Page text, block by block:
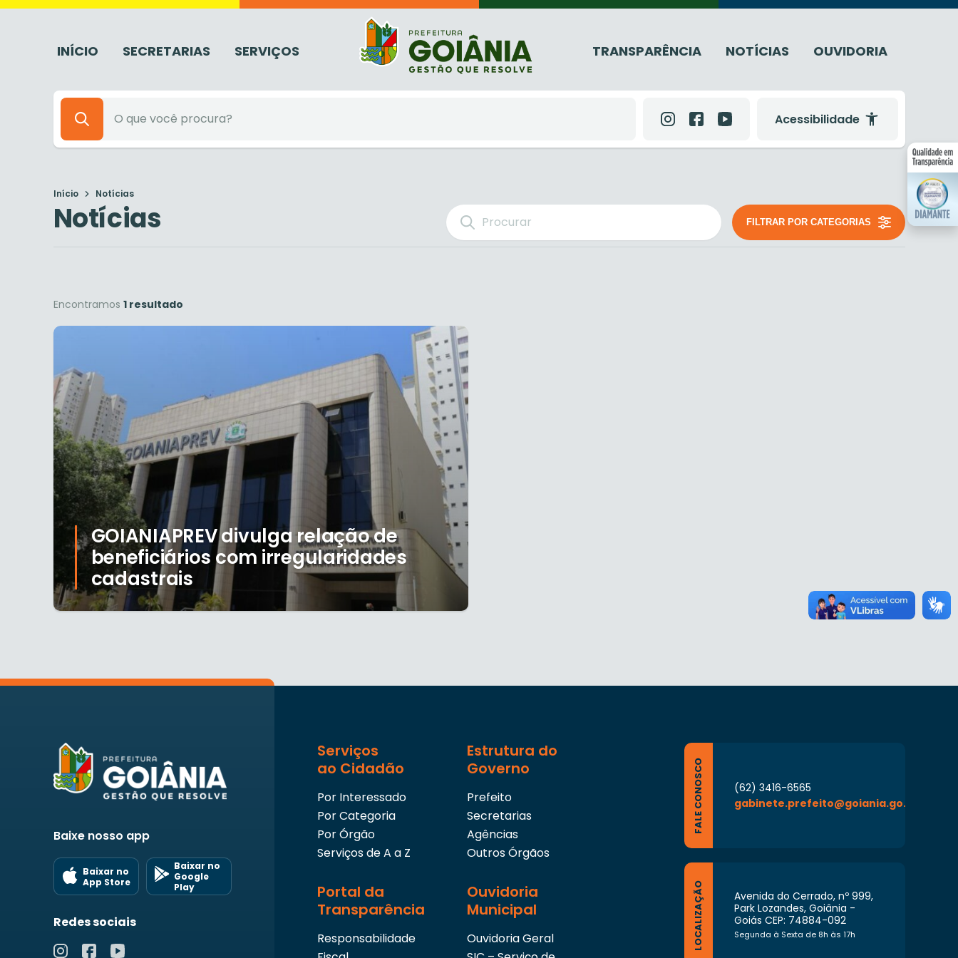
INÍCIO SECRETARIAS SERVIÇOS TRANSPARÊNCIA NOTÍCIAS OUVIDORIA
Acessibilidade
Início Notícias
Notícias FILTRAR POR CATEGORIAS
Encontramos 1 resultado
GOIANIAPREV divulga relação de
beneficiários com irregularidades
cadastrais
Baixe nosso app
Baixar no
App Store
Baixar no
Google
Play
Redes sociais
Serviços
ao Cidadão
Por Interessado
Por Categoria
Por Órgão
Serviços de A a Z
Estrutura do
Governo
Prefeito
Secretarias
Agências
Outros Órgãos
Portal da
Transparência
Responsabilidade
Ouvidoria
Municipal
Ouvidoria Geral
FALE CONOSCO
(62) 3416-6565
gabinete.prefeito@goiania.go.gov.br
LOCALIZAÇÃO
Avenida do Cerrado, nº 999,
Park Lozandes, Goiânia -
Goiás CEP: 74884-092
Segunda à Sexta de 8h às 17h